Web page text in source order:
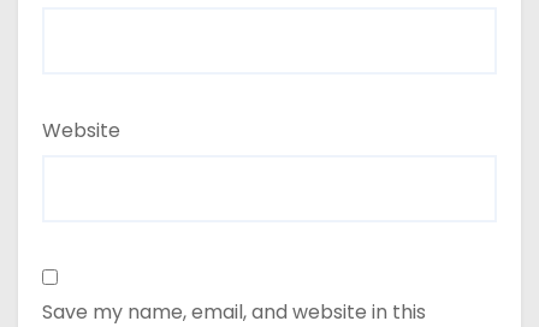
Website
Save my name, email, and website in this